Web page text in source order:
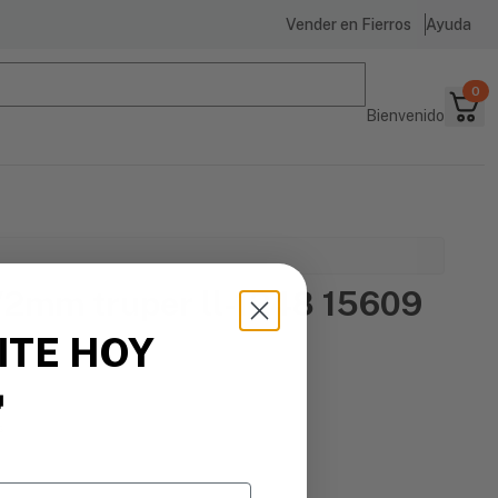
Vender en Fierros Ayuda
Bienvenido
0
2mm truper ll-1248 15609
HOY